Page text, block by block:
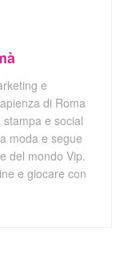
e
di Roma
e social
moda e segue
del mondo Vip.
e giocare con